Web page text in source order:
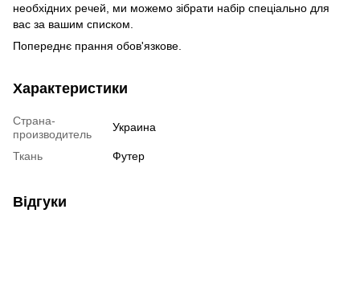
необхідних речей, ми можемо зібрати набір спеціально для
вас за вашим списком.
Попереднє прання обов'язкове.
Характеристики
Страна-
производитель
Украина
Ткань Футер
Відгуки